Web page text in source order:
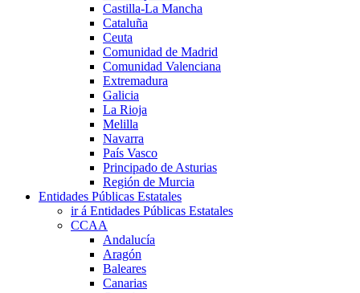
Castilla-La Mancha
Cataluña
Ceuta
Comunidad de Madrid
Comunidad Valenciana
Extremadura
Galicia
La Rioja
Melilla
Navarra
País Vasco
Principado de Asturias
Región de Murcia
Entidades Públicas Estatales
ir á Entidades Públicas Estatales
CCAA
Andalucía
Aragón
Baleares
Canarias